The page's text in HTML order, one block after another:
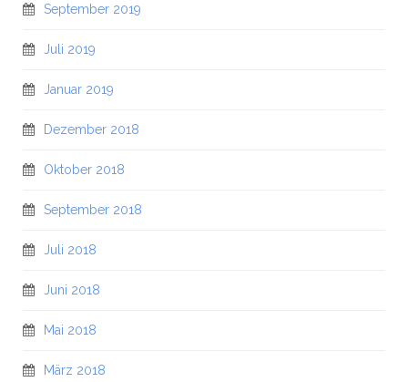
September 2019
Juli 2019
Januar 2019
Dezember 2018
Oktober 2018
September 2018
Juli 2018
Juni 2018
Mai 2018
März 2018